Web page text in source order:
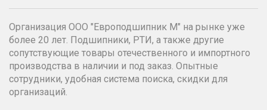
Организация ООО "Европодшипник М" на рынке уже
более 20 лет. Подшипники, РТИ, а также другие
сопутствующие товары отечественного и импортного
производства в наличии и под заказ. Опытные
сотрудники, удобная система поиска, скидки для
организаций.